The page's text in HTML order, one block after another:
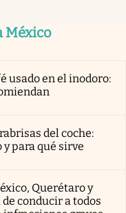
México
usado en el inodoro:
del coche:
para qué sirve
Querétaro y
conducir a todos